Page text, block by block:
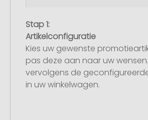
Stap 1:
Artikelconfiguratie
Kies uw gewenste
pas deze aan naar uw
vervolgens de
in uw winkelwagen.